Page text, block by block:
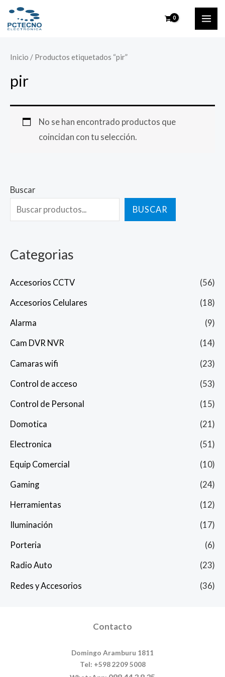
Buscar
BUSCAR
Categorias
Accesorios CCTV (56)
Accesorios Celulares (18)
Alarma (9)
Cam DVR NVR (14)
Camaras wifi (23)
Control de acceso (53)
Control de Personal (15)
Domotica (21)
Electronica (51)
Equip Comercial (10)
Gaming (24)
Herramientas (12)
Iluminación (17)
Porteria (6)
Radio Auto (23)
Redes y Accesorios (36)
Inicio / Productos etiquetados “pir”
pir
No se han encontrado productos que
coincidan con tu selección.
Contacto
Domingo Aramburu 1811
Tel: +598 2209 5008